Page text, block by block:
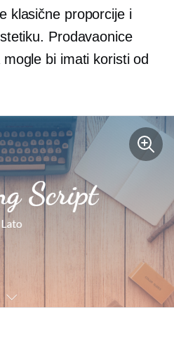
klasične proporcije i
Prodavaonice
bi imati koristi od